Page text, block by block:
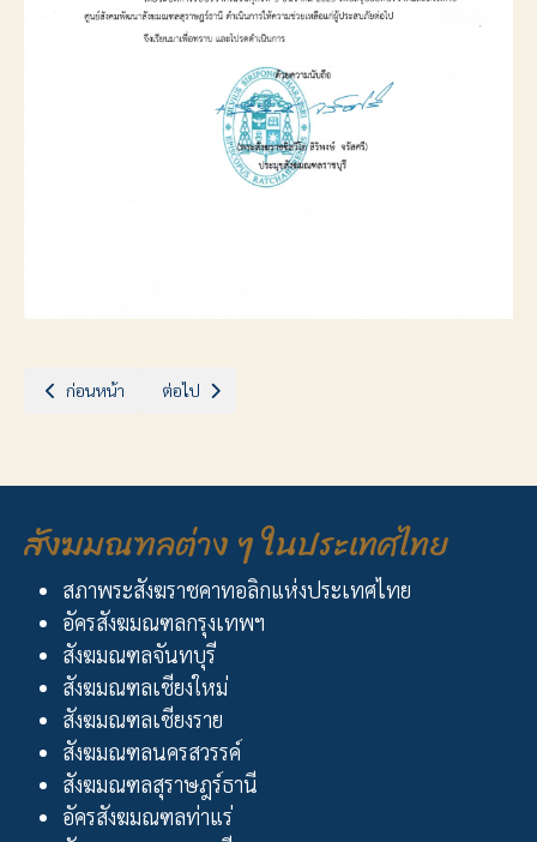
เนื้อหาก่อนหน้า: เรื่อง สรุปยอดเงินบริจาค (ช่วยเหลือผู้ประสบอุทกภัยภาคใ
ก่อนหน้า เนื้อหาถัดไป: เรื่อง บริจาคเงินเพื่อบรรเทาภัยพิบัติแผ่นดิ
ต่อไป
สังฆมณฑลต่าง ๆ ในประเทศไทย
สภาพระสังฆราชคาทอลิกแห่งประเทศไทย
อัครสังฆมณฑลกรุงเทพฯ
สังฆมณฑลจันทบุรี
สังฆมณฑลเชียงใหม่
สังฆมณฑลเชียงราย
สังฆมณฑลนครสวรรค์
สังฆมณฑลสุราษฎร์ธานี
อัครสังฆมณฑลท่าแร่